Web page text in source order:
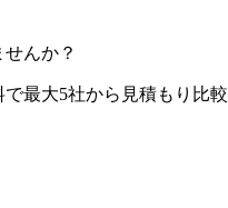
んか？
最大5社から見積もり比較